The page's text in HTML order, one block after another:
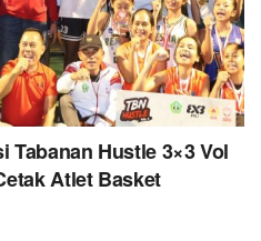
Tabanan Hustle 3×3 Vol
Atlet Basket